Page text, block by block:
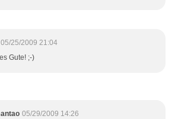
05/25/2009 21:04
Gute! ;-)
05/29/2009 14:26